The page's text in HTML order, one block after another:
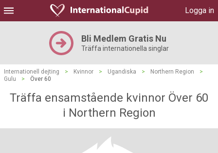
Logga in
Bli Medlem Gratis Nu
Träffa internationella singlar
Internationell dejting > Kvinnor > Ugandiska > Northern Region
>
Gulu
> Över 60
Träffa ensamstående kvinnor Över 60
i Northern Region